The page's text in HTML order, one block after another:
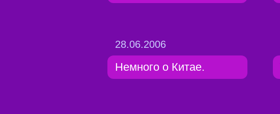
28.06.2006
Немного о Китае.